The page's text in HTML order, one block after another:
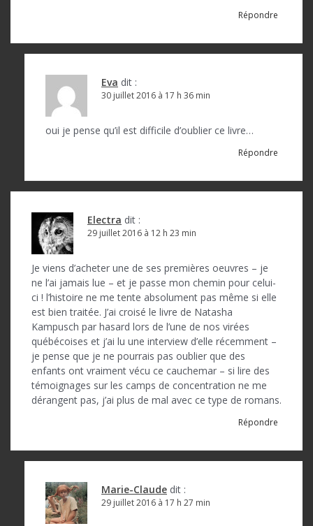
Répondre
Eva dit :
30 juillet 2016 à 17 h 36 min
oui je pense qu’il est difficile d’oublier ce livre…
Répondre
Electra dit :
29 juillet 2016 à 12 h 23 min
Je viens d’acheter une de ses premières oeuvres – je
ne l’ai jamais lue – et je passe mon chemin pour celui-
ci ! l’histoire ne me tente absolument pas même si elle
est bien traitée. J’ai croisé le livre de Natasha
Kampusch par hasard lors de l’une de nos virées
québécoises et j’ai lu une interview d’elle récemment –
je pense que je ne pourrais pas oublier que des
enfants ont vraiment vécu ce cauchemar – si lire des
témoignages sur les camps de concentration ne me
dérangent pas, j’ai plus de mal avec ce type de romans.
Répondre
Marie-Claude dit :
29 juillet 2016 à 17 h 27 min